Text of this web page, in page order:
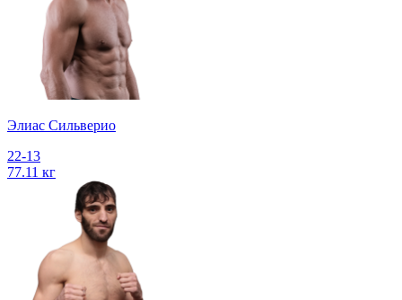
Элиас Сильверио
22-13
77.11 кг